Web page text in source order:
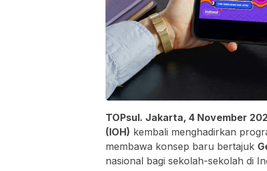
TOPsul. Jakarta, 4 November
(IOH) kembali menghadirkan
membawa konsep baru bertajuk
nasional bagi sekolah-sekolah di